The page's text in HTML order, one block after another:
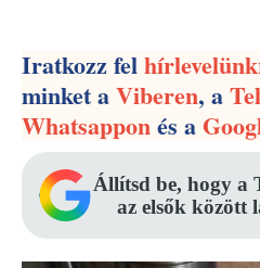
Iratkozz fel
minket aViberen, a
Whatsapponés a
Állítsd be, hogy a
az elsők között